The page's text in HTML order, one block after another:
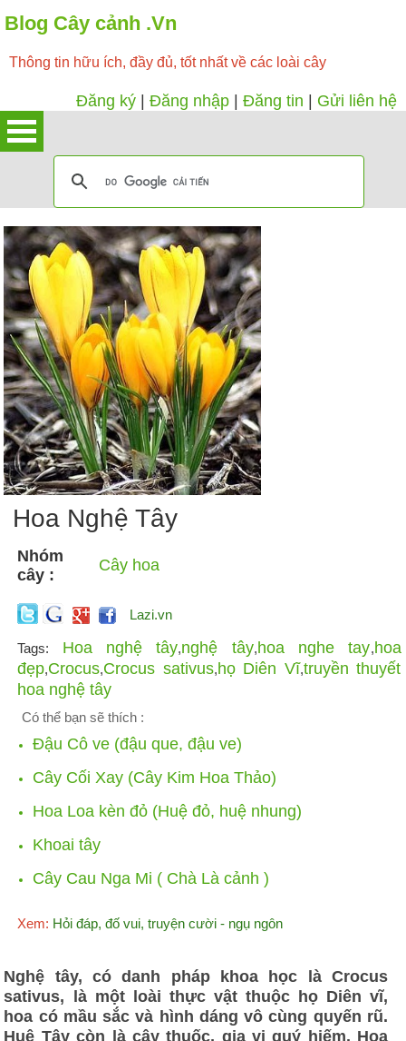
Blog Cây cảnh .Vn
Thông tin hữu ích, đầy đủ, tốt nhất về các loài cây
Đăng ký Đăng nhập Đăng tin Gửi liên hệ
Hoa Nghệ Tây
Nhóm
cây :
Cây hoa
Lazi.vn
Tags: Hoa nghệ tây,nghệ tây,hoa nghe tay,hoa
đẹp,Crocus,Crocus sativus,họ Diên Vĩ,truyền thuyết
hoa nghệ tây
Có thể bạn sẽ thích :
Đậu Cô ve (đậu que, đậu ve)
Cây Cối Xay (Cây Kim Hoa Thảo)
Hoa Loa kèn đỏ (Huệ đỏ, huệ nhung)
Khoai tây
Cây Cau Nga Mi ( Chà Là cảnh )
Xem: Hỏi đáp, đố vui, truyện cười - ngụ ngôn
Nghệ tây, có danh pháp khoa học là Crocus
sativus, là một loài thực vật thuộc họ Diên vĩ,
hoa có mầu sắc và hình dáng vô cùng quyến rũ.
Huệ Tây còn là cây thuốc, gia vị quý hiếm. Hoa